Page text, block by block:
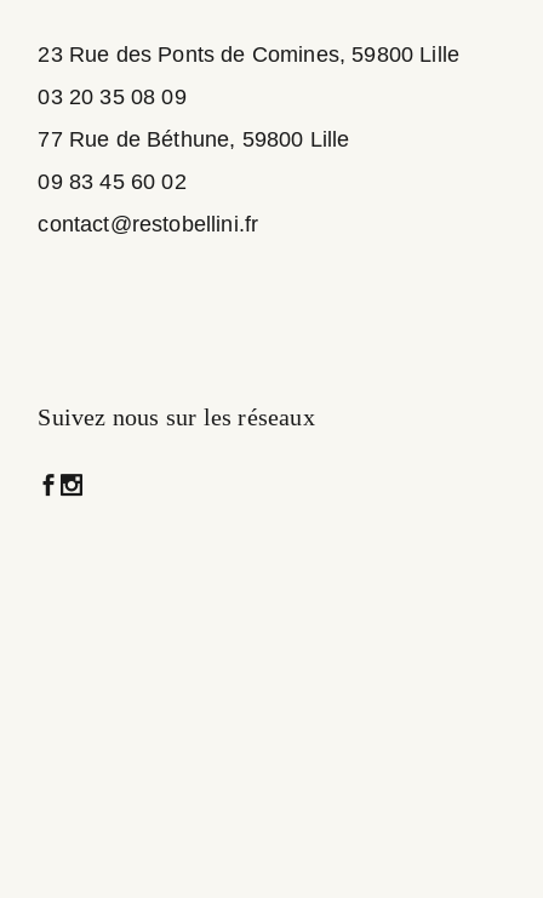
23 Rue des Ponts de Comines, 59800 Lille
03 20 35 08 09
77 Rue de Béthune, 59800 Lille
09 83 45 60 02
contact@restobellini.fr
Suivez nous sur les réseaux